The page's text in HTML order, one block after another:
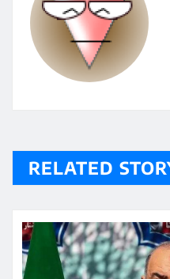
RELATED